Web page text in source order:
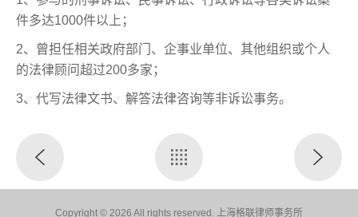
件多达1000件以上；
2、曾担任相关政府部门、企事业单位、其他组织或个人
的法律顾问超过200多家；
3、代写法律文书、解答法律咨询等非诉讼事务。
Copyright © 2026 All rights reserved. 上海格联律师事务所